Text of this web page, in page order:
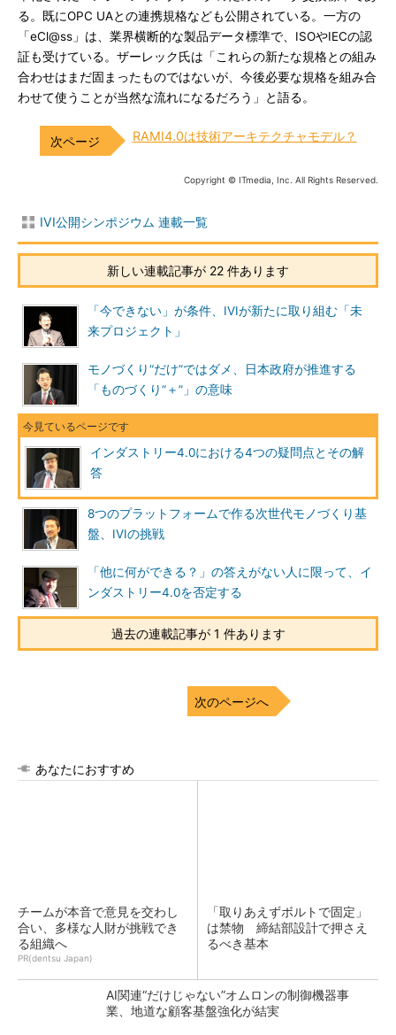
る。既にOPC UAとの連携規格なども公開されている。一方の
「eCl@ss」は、業界横断的な製品データ標準で、ISOやIECの認
証も受けている。ザーレック氏は「これらの新たな規格との組み
合わせはまだ固まったものではないが、今後必要な規格を組み合
わせて使うことが当然な流れになるだろう」と語る。
RAMI4.0は技術アーキテクチャモデル？
Copyright © ITmedia, Inc. All Rights Reserved.
IVI公開シンポジウム 連載一覧
新しい連載記事が 22 件あります
「今できない」が条件、IVIが新たに取り組む「未
来プロジェクト」
モノづくり“だけ”ではダメ、日本政府が推進する
「ものづくり“＋”」の意味
インダストリー4.0における4つの疑問点とその解
答
8つのプラットフォームで作る次世代モノづくり基
盤、IVIの挑戦
「他に何ができる？」の答えがない人に限って、イ
ンダストリー4.0を否定する
過去の連載記事が 1 件あります
次のページへ
あなたにおすすめ
チームが本音で意見を交わし
合い、多様な人財が挑戦でき
る組織へ
PR(dentsu Japan)
「取りあえずボルトで固定」
は禁物 締結部設計で押さえ
るべき基本
AI関連“だけじゃない”オムロンの制御機器事
業、地道な顧客基盤強化が結実